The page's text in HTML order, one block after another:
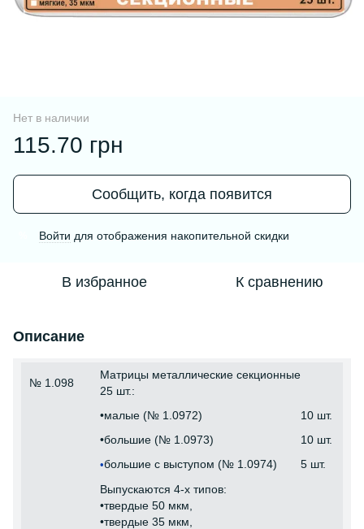
Нет в наличии
115.70 грн
Сообщить, когда появится
Войти для отображения накопительной скидки
В избранное К сравнению
Описание
№ 1.098
Матрицы металлические секционные
25 шт.:
•малые (№ 1.0972)
10 шт.
•большие (№ 1.0973)
10 шт.
•большие с выступом (№ 1.0974)
5 шт.
Выпускаются 4-х типов:
•твердые 50 мкм,
•твердые 35 мкм,